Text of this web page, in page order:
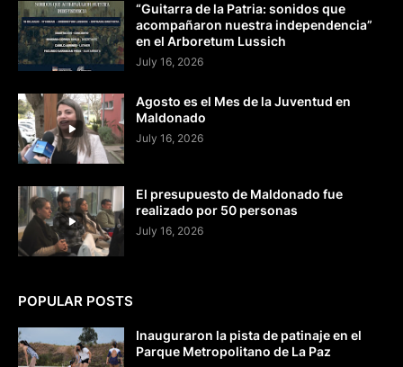
“Guitarra de la Patria: sonidos que
acompañaron nuestra independencia”
en el Arboretum Lussich
July 16, 2026
Agosto es el Mes de la Juventud en
Maldonado
July 16, 2026
El presupuesto de Maldonado fue
realizado por 50 personas
July 16, 2026
POPULAR POSTS
Inauguraron la pista de patinaje en el
Parque Metropolitano de La Paz